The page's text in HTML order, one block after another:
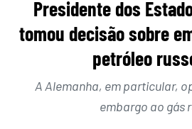
Presidente dos
tomou decisão sobre
petróleo
A Alemanha, em particular,
embargo ao gás